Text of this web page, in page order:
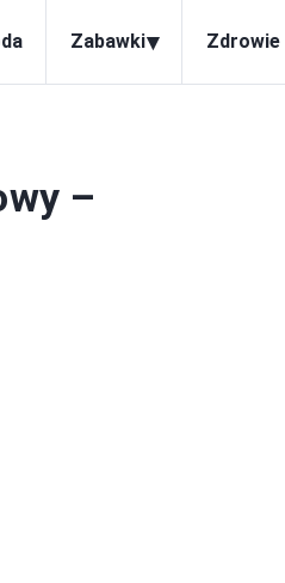
Zabawki▾ Zdrowie
–